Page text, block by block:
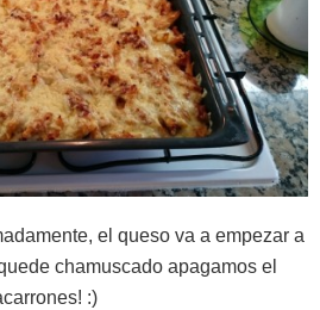
el queso va a empezar a
chamuscado apagamos el
:)